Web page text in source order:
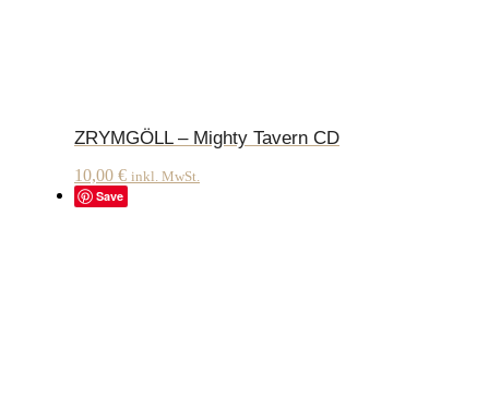
ZRYMGÖLL – Mighty Tavern CD
10,00 € inkl. MwSt.
Save